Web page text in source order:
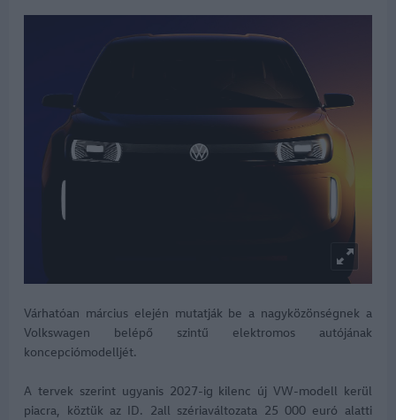
Várhatóan március elején mutatják be a nagyközönségnek a
Volkswagen belépő szintű elektromos autójának
koncepciómodelljét.
A tervek szerint ugyanis 2027-ig kilenc új VW-modell kerül
piacra, köztük az ID. 2all szériaváltozata 25 000 euró alatti